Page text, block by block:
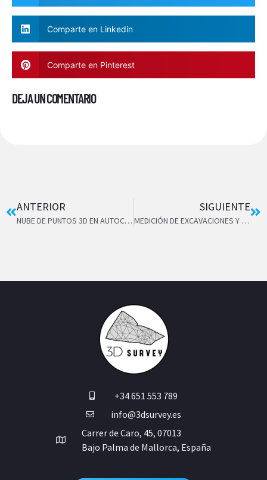
Comparte en Linkedin
Comparte en Pinterest
DEJA UN COMENTARIO
ANTERIOR
NUBE DE PUNTOS 3D EN AUTOCAD Y REVIT
SIGUIENTE
MEDICIÓN DE EXCAVACIONES Y CANTERAS
+34 651 553 789
info@3dsurvey.es
Carrer de Caro, 45, 07013
Bajo Palma de Mallorca, España